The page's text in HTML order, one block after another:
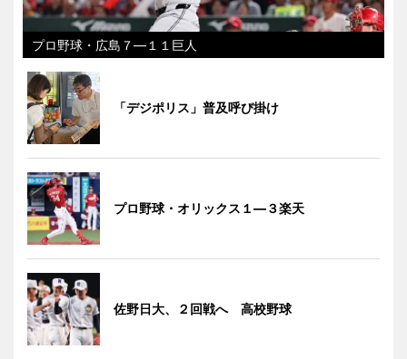
プロ野球・広島７―１１巨人
「デジポリス」普及呼び掛け
プロ野球・オリックス１―３楽天
佐野日大、２回戦へ 高校野球